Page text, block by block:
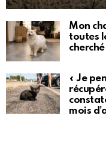
Mon
toutes
« Je
mois